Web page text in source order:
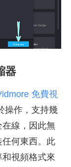
器
免費視
操作，支持幾
線，因此無
何東西。此
視頻格式來